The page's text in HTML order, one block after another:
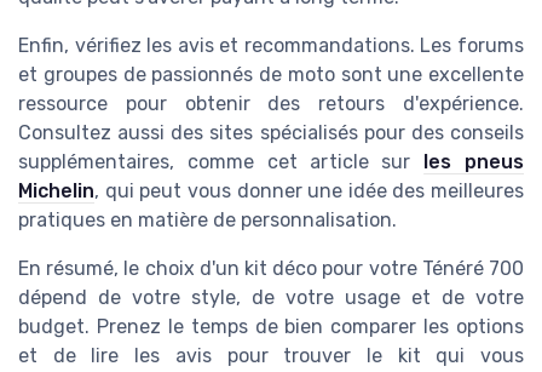
Enfin, vérifiez les avis et recommandations. Les forums
et groupes de passionnés de moto sont une excellente
ressource pour obtenir des retours d'expérience.
Consultez aussi des sites spécialisés pour des conseils
supplémentaires, comme cet article sur les pneus
Michelin, qui peut vous donner une idée des meilleures
pratiques en matière de personnalisation.
En résumé, le choix d'un kit déco pour votre Ténéré 700
dépend de votre style, de votre usage et de votre
budget. Prenez le temps de bien comparer les options
et de lire les avis pour trouver le kit qui vous